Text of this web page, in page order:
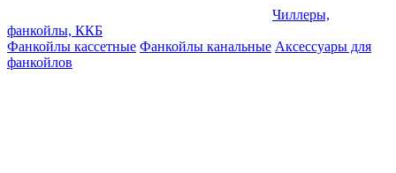
Чиллеры,
фанкойлы, ККБ
Фанкойлы кассетные Фанкойлы канальные Аксессуары для
фанкойлов